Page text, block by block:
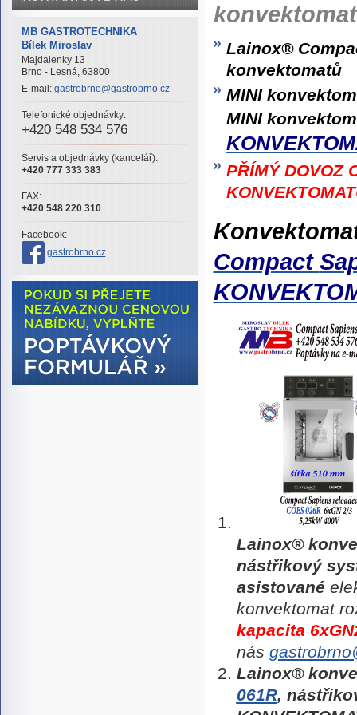
MB GASTROTECHNIKA
Bílek Miroslav
Majdalenky 13
Brno - Lesná, 63800
E-mail: gastrobrno@gastrobrno.cz
Telefonické objednávky:
+420 548 534 576
Servis a objednávky (kancelář):
+420 777 333 383
FAX:
+420 548 220 310
Facebook:
gastrobrno.cz
Lainox®
konvektomatů
MINI
MINI
PŘÍMÝ DOVOZ
Compact
Lainox®
nástřikový
asistované
konvektomat
kapacita
nás
Lainox®
061R,